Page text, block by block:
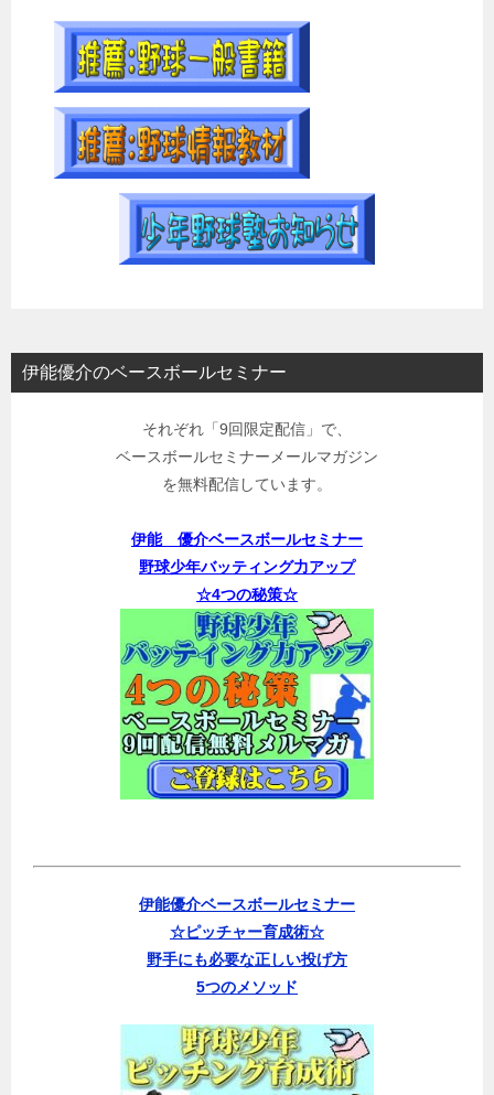
伊能優介のベースボールセミナー
それぞれ「9回限定配信」で、
ベースボールセミナーメールマガジン
を無料配信しています。
伊能 優介ベースボールセミナー
野球少年バッティング力アップ
☆4つの秘策☆
伊能優介ベースボールセミナー
☆ピッチャー育成術☆
野手にも必要な正しい投げ方
5つのメソッド